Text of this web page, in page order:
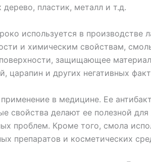
дерево, пластик, металл и т.д.
используется в производстве
и химическим свойствам,
защищающее
царапин и других негативных
в медицине. Ее
свойства делают ее полезной для
проблем. Кроме того, смола
препаратов и косметических